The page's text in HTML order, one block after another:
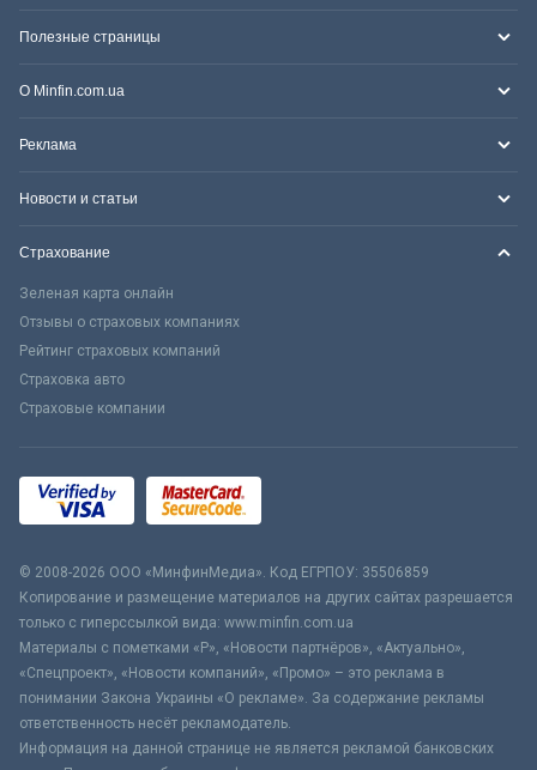
Полезные страницы
О Minfin.com.ua
Реклама
Новости и статьи
Страхование
Зеленая карта онлайн
Отзывы о страховых компаниях
Рейтинг страховых компаний
Страховка авто
Страховые компании
© 2008-2026 ООО «МинфинМедиа». Код ЕГРПОУ: 35506859
Копирование и размещение материалов на других сайтах разрешается
только с гиперссылкой вида: www.minfin.com.ua
Материалы с пометками «Р», «Новости партнёров», «Актуально»,
«Спецпроект», «Новости компаний», «Промо» – это реклама в
понимании Закона Украины «О рекламе». За содержание рекламы
ответственность несёт рекламодатель.
Информация на данной странице не является рекламой банковских